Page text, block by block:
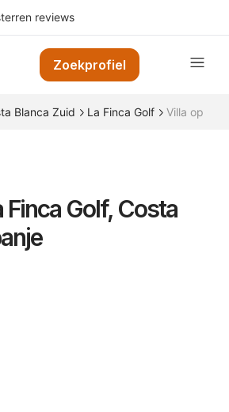
reviews
Zoekprofiel
Blanca Zuid La Finca Golf Villa op La
Finca Golf, Costa